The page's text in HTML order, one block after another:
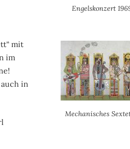
Engelskonzert
Mechanisches
mit
im
in